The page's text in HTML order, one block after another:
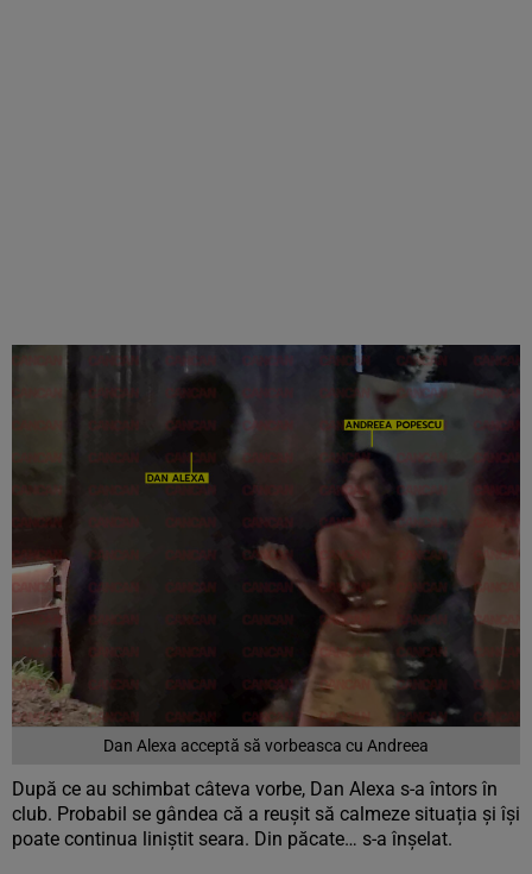
Dan Alexa acceptă să vorbeasca cu Andreea
După ce au schimbat câteva vorbe, Dan Alexa s-a întors în
club. Probabil se gândea că a reușit să calmeze situația și își
poate continua liniștit seara. Din păcate… s-a înșelat.